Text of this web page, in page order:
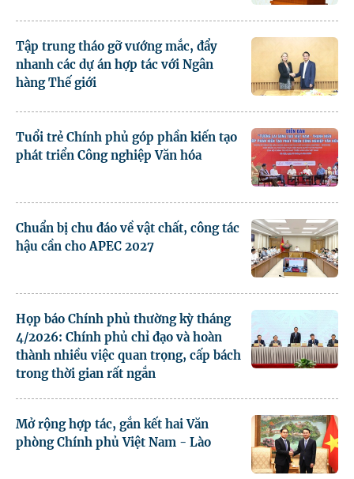
Tập trung tháo gỡ vướng mắc, đẩy
nhanh các dự án hợp tác với Ngân
hàng Thế giới
Tuổi trẻ Chính phủ góp phần kiến tạo
phát triển Công nghiệp Văn hóa
Chuẩn bị chu đáo về vật chất, công tác
hậu cần cho APEC 2027
Họp báo Chính phủ thường kỳ tháng
4/2026: Chính phủ chỉ đạo và hoàn
thành nhiều việc quan trọng, cấp bách
trong thời gian rất ngắn
Mở rộng hợp tác, gắn kết hai Văn
phòng Chính phủ Việt Nam - Lào